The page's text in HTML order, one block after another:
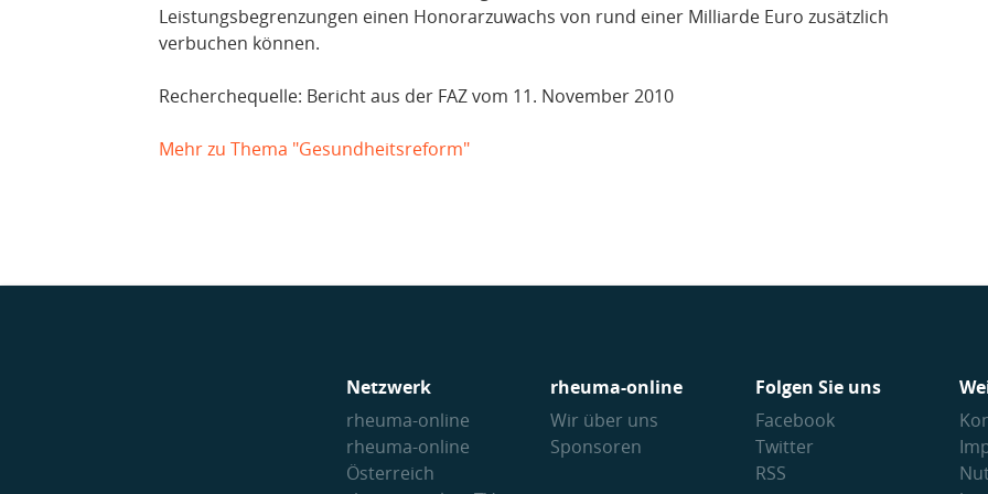
Leistungsbegrenzungen einen Honorarzuwachs von rund einer Milliarde Euro zusätzlich
verbuchen können.
Recherchequelle: Bericht aus der FAZ vom 11. November 2010
Mehr zu Thema "Gesundheitsreform"
Netzwerk
rheuma-online
rheuma-online
Österreich
rheuma-online
Wir über uns
Sponsoren
Folgen Sie uns
Facebook
Twitter
RSS